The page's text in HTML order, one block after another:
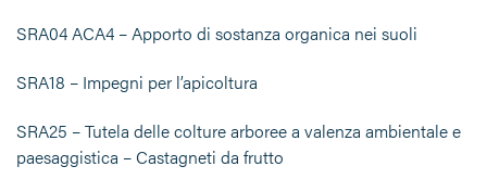
SRA04 ACA4 – Apporto di sostanza organica nei suoli
SRA18 – Impegni per l’apicoltura
SRA25 – Tutela delle colture arboree a valenza ambientale e
paesaggistica – Castagneti da frutto